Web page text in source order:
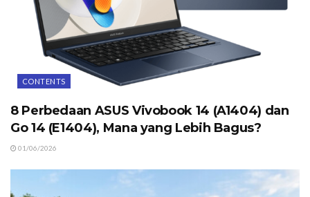
CONTENTS
8 Perbedaan ASUS Vivobook 14 (A1404) dan
Go 14 (E1404), Mana yang Lebih Bagus?
01/06/2026